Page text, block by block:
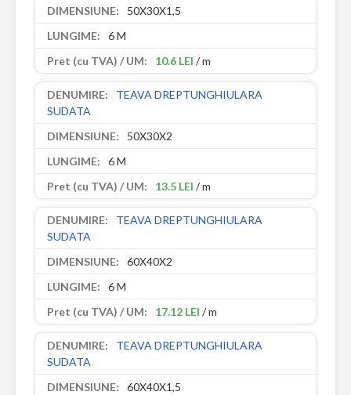
50X30X1,5
6 M
10.6 LEI / m
TEAVA DREPTUNGHIULARA
SUDATA
50X30X2
6 M
13.5 LEI / m
TEAVA DREPTUNGHIULARA
SUDATA
60X40X2
6 M
17.12 LEI / m
TEAVA DREPTUNGHIULARA
SUDATA
60X40X1,5